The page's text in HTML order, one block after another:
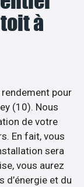
à
pour
(10). Nous
de votre
En fait, vous
sera
vous aurez
d’énergie et du